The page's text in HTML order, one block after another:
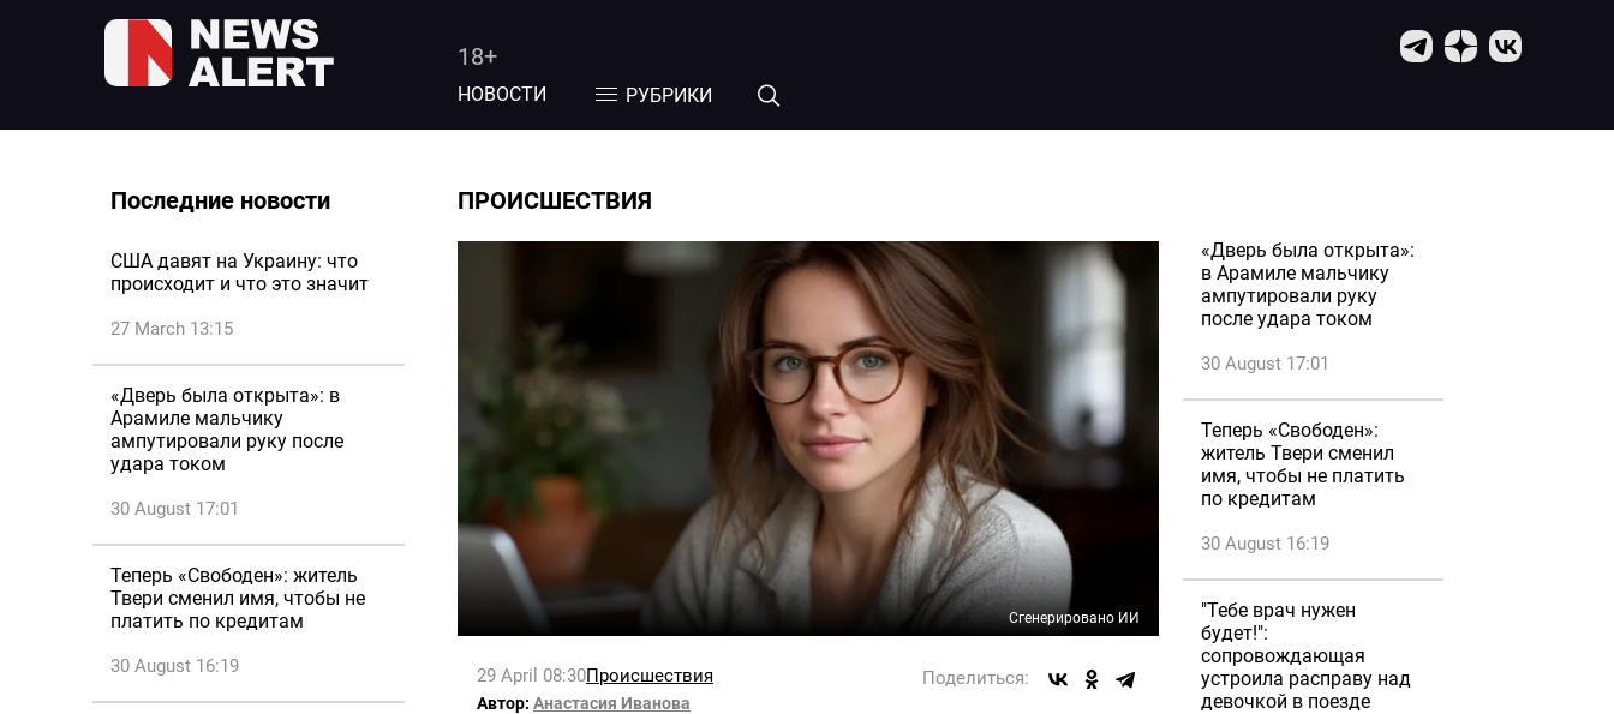
18+
НОВОСТИ РУБРИКИ
Последние новости
США давят на Украину: что
происходит и что это значит
27 March 13:15
«Дверь была открыта»: в
Арамиле мальчику
ампутировали руку после
удара током
30 August 17:01
Теперь «Свободен»: житель
Твери сменил имя, чтобы не
платить по кредитам
30 August 16:19
ПРОИСШЕСТВИЯ
Сгенерировано ИИ
29 April 08:30Происшествия Поделиться:
Автор: Анастасия Иванова
«Дверь была открыта»:
в Арамиле мальчику
ампутировали руку
после удара током
30 August 17:01
Теперь «Свободен»:
житель Твери сменил
имя, чтобы не платить
по кредитам
30 August 16:19
"Тебе врач нужен
будет!":
сопровождающая
устроила расправу над
девочкой в поезде